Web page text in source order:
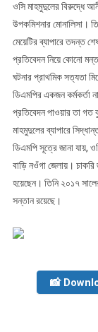
ওসি মাহমুদুলের বিরুদ্ধে
উপকমিশনার মোনালিসা।
মেয়েটির ব্যাপারে তদন্ত
প্রতিবেদন নিয়ে কোনো
ঘটনার প্রাথমিক সত্যতা
ডিএমপির একজন কর্মকর্তা
প্রতিবেদন পাওয়ার তা
মাহমুদুলের ব্যাপারে
ডিএমপি সূত্রে জানা যায়,
বাড়ি নওঁগা জেলায়।
হয়েছেন। তিনি ২০১৭
সন্তান রয়েছে।
📸